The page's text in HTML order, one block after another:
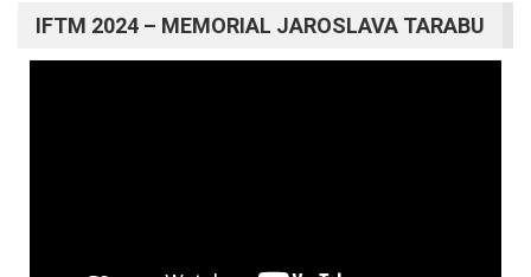
IFTM 2024 – MEMORIAL JAROSLAVA TARABU